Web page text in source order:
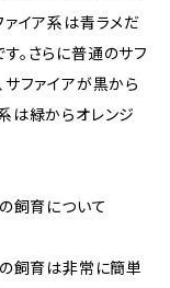
ァイア系は青ラメだ
。さらに普通のサフ
サファイアが黒から
は緑からオレンジ
飼育について
飼育は非常に簡単